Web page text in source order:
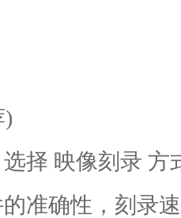
)
择 映像刻录 方
准确性，刻录